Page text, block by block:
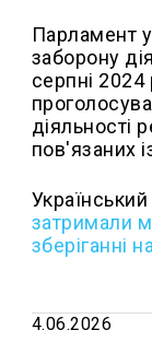
Парламент
заборону
серпні
діяльності
пов'язаних
затримали
зберіганні
4.06.2026